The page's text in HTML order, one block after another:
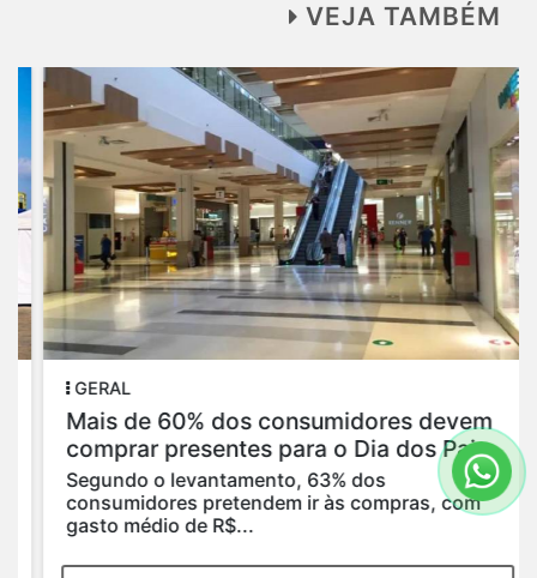
VEJA TAMBÉM
GERAL
Mais de 60% dos consumidores devem
comprar presentes para o Dia dos Pais
Segundo o levantamento, 63% dos
consumidores pretendem ir às compras, com
gasto médio de R$...